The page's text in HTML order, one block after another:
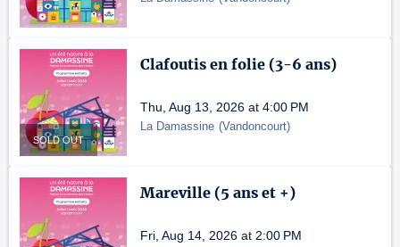
SOLD OUT
Clafoutis en folie (3-6 ans)
Thu, Aug 13, 2026 at 4:00 PM
La Damassine (Vandoncourt)
Mareville (5 ans et +)
Fri, Aug 14, 2026 at 2:00 PM